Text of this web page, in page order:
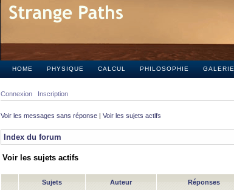
HOME PHYSIQUE CALCUL PHILOSOPHIE GALERIE
Connexion Inscription
Voir les messages sans réponse | Voir les sujets actifs
Index du forum
Voir les sujets actifs
Sujets Auteur Réponses